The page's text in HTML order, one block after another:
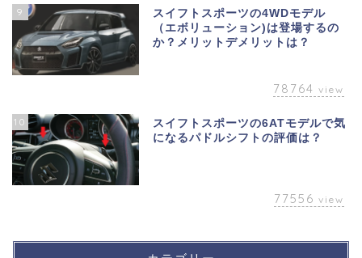
9
スイフトスポーツの4WDモデル
（エボリューション)は登場するの
か？メリットデメリットは？
78764 view
10
スイフトスポーツの6ATモデルで気
になるパドルシフトの評価は？
77556 view